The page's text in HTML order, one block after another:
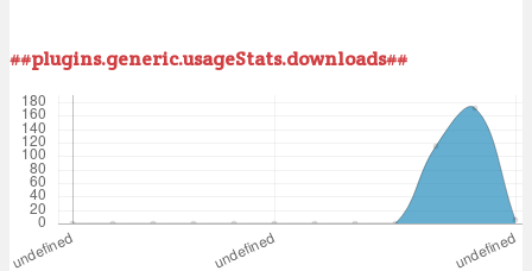
##plugins.generic.usageStats.downloads##